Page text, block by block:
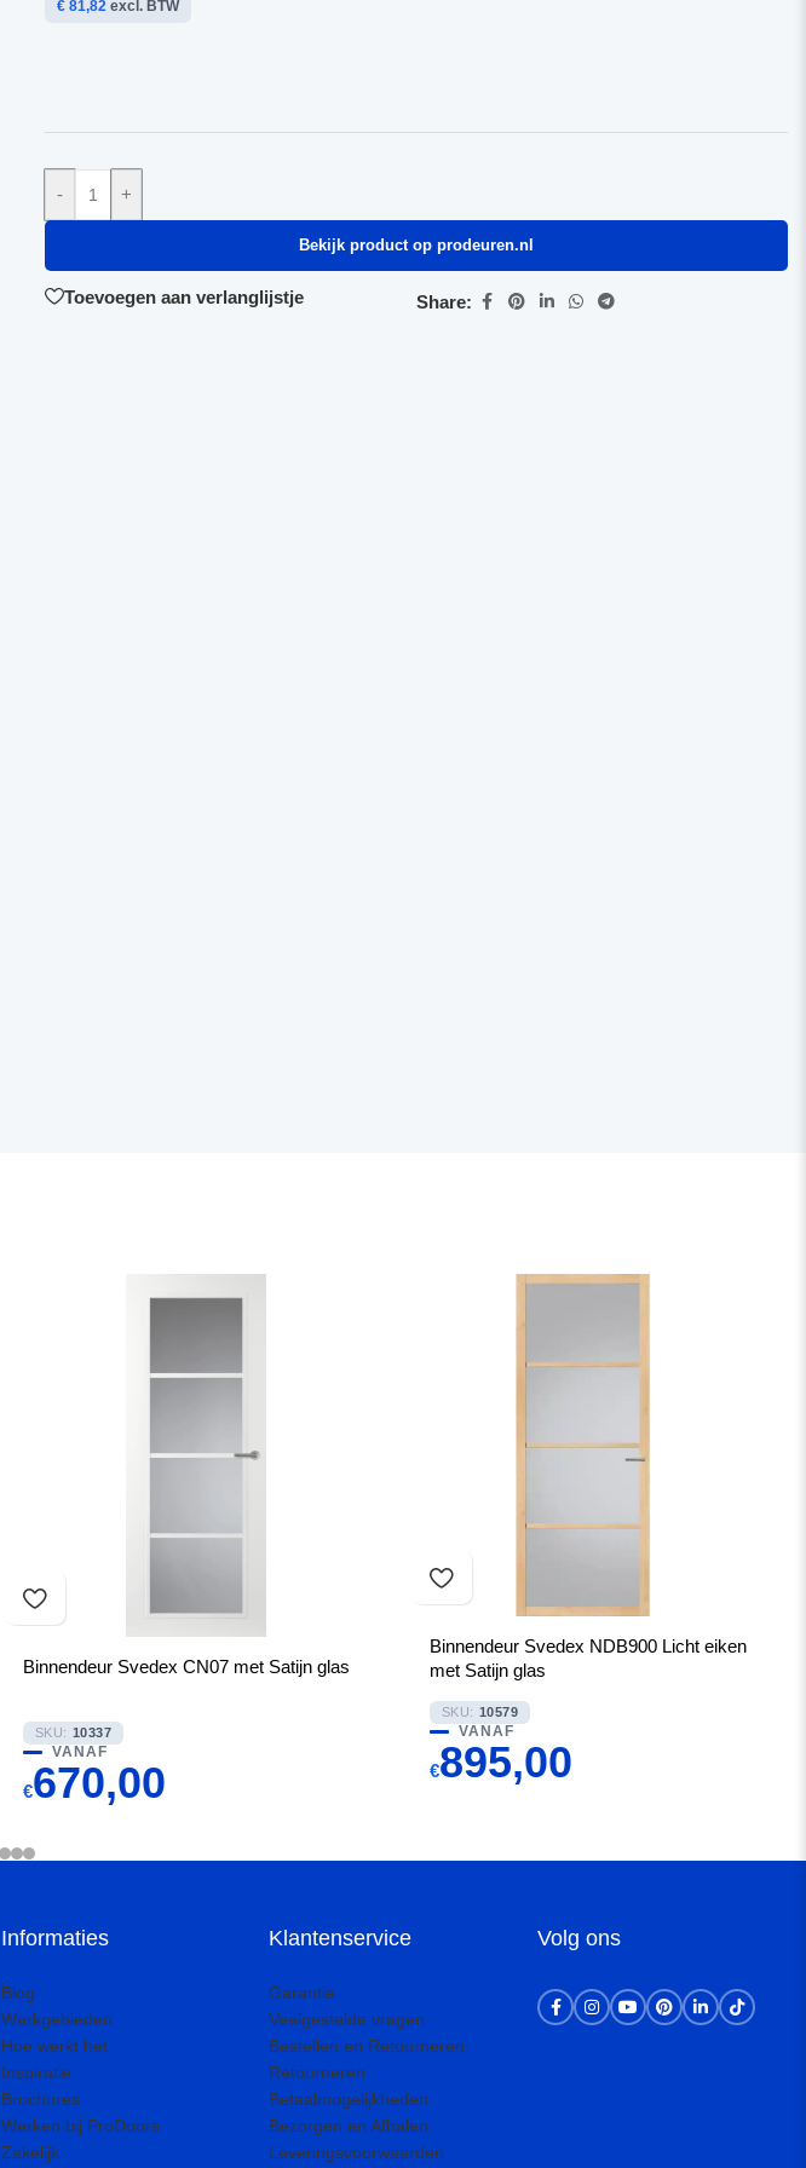
€ 81,82 excl. BTW
- +
Bekijk product op prodeuren.nl
Toevoegen aan verlanglijstje Share:
Binnendeur Svedex CN07 met Satijn glas
SKU: 10337
VANAF
€670,00
Binnendeur Svedex NDB900 Licht eiken
met Satijn glas
SKU: 10579
VANAF
€895,00
Informaties
Blog
Werkgebieden
Hoe werkt het
Inspiratie
Brochures
Werken bij ProDoors
Zakelijk
Klantenservice
Garantie
Veelgestelde vragen
Bestellen en Retourneren
Retourneren
Betaalmogelijkheden
Bezorgen en Afhalen
Leveringsvoorwaarden
Volg ons